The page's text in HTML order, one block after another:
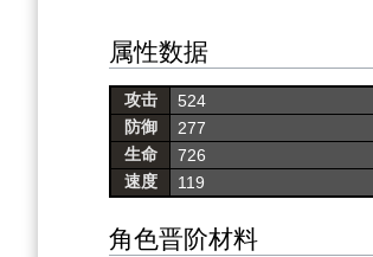
属性数据
攻击 524
防御
277
生命
726
速度
119
角色晋阶材料